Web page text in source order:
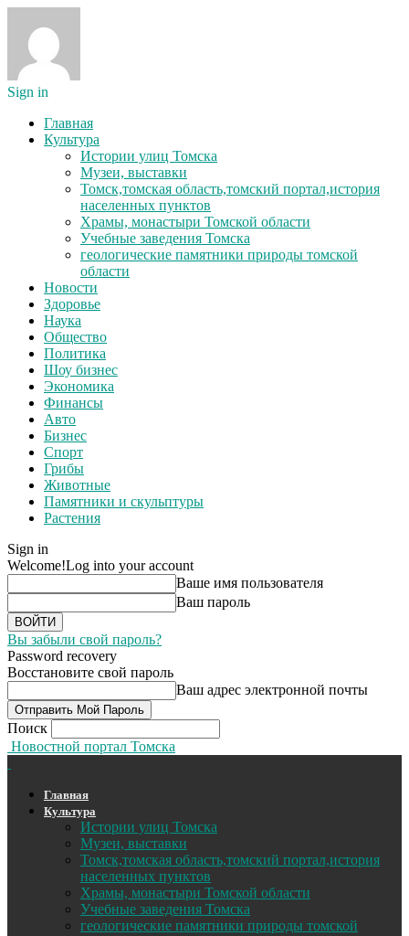
Sign in
Главная
Культура
Истории улиц Томска
Музеи, выставки
Томск,томская область,томский портал,история
населенных пунктов
Храмы, монастыри Томской области
Учебные заведения Томска
геологические памятники природы томской
области
Новости
Здоровье
Наука
Общество
Политика
Шоу бизнес
Экономика
Финансы
Авто
Бизнес
Спорт
Грибы
Животные
Памятники и скульптуры
Растения
Sign in
Welcome!Log into your account
Ваше имя пользователя
Ваш пароль
Вы забыли свой пароль?
Password recovery
Восстановите свой пароль
Ваш адрес электронной почты
Поиск
Новостной портал Томска
Главная
Культура
Истории улиц Томска
Музеи, выставки
Томск,томская область,томский портал,история
населенных пунктов
Храмы, монастыри Томской области
Учебные заведения Томска
геологические памятники природы томской